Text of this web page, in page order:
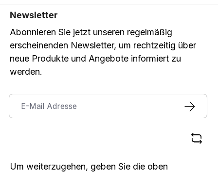
Newsletter
Abonnieren Sie jetzt unseren regelmäßig
erscheinenden Newsletter, um rechtzeitig über
neue Produkte und Angebote informiert zu
werden.
Um weiterzugehen, geben Sie die oben